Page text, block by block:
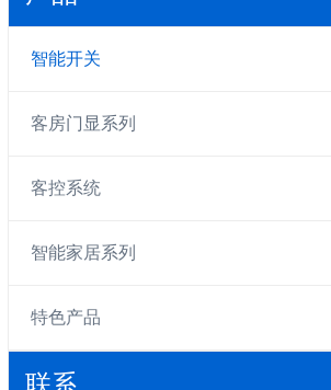
智能开关
客房门显系列
客控系统
智能家居系列
特色产品